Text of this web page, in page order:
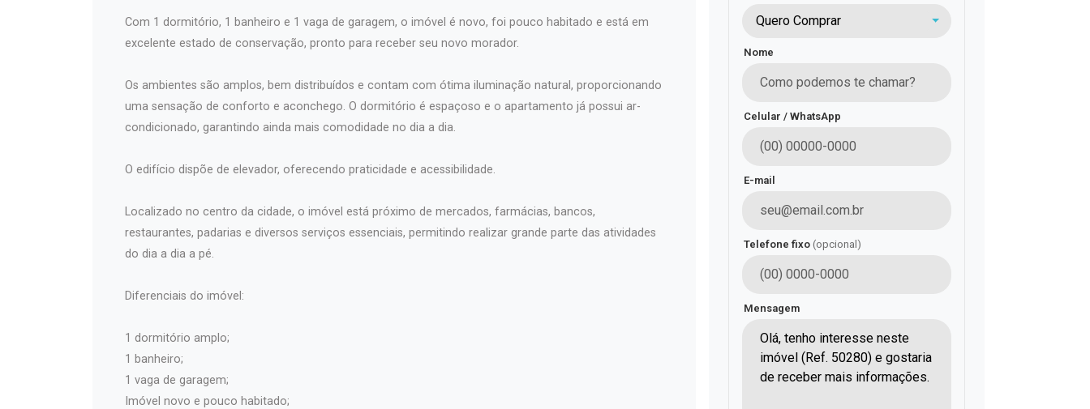
Com 1 dormitório, 1 banheiro e 1 vaga de garagem, o imóvel é novo, foi pouco habitado e está em
excelente estado de conservação, pronto para receber seu novo morador.
Os ambientes são amplos, bem distribuídos e contam com ótima iluminação natural, proporcionando
uma sensação de conforto e aconchego. O dormitório é espaçoso e o apartamento já possui ar-
condicionado, garantindo ainda mais comodidade no dia a dia.
O edifício dispõe de elevador, oferecendo praticidade e acessibilidade.
Localizado no centro da cidade, o imóvel está próximo de mercados, farmácias, bancos,
restaurantes, padarias e diversos serviços essenciais, permitindo realizar grande parte das atividades
do dia a dia a pé.
Diferenciais do imóvel:
1 dormitório amplo;
1 banheiro;
1 vaga de garagem;
Imóvel novo e pouco habitado;
Quero Comprar
Nome
Celular / WhatsApp
E-mail
Telefone fixo (opcional)
Mensagem